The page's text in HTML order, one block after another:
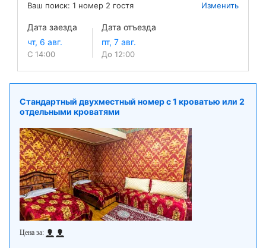
Ваш поиск: 1 номер 2 гостя Изменить
Дата заезда
С 14:00
Дата отъезда
До 12:00
Стандартный двухместный номер с 1 кроватью или 2
отдельными кроватями